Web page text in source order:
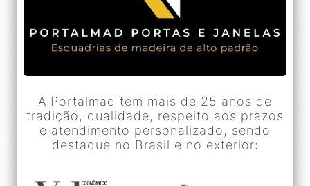
A Portalmad tem mais de 25 anos de
tradição, qualidade, respeito aos prazos
e atendimento personalizado, sendo
destaque no Brasil e no exterior: